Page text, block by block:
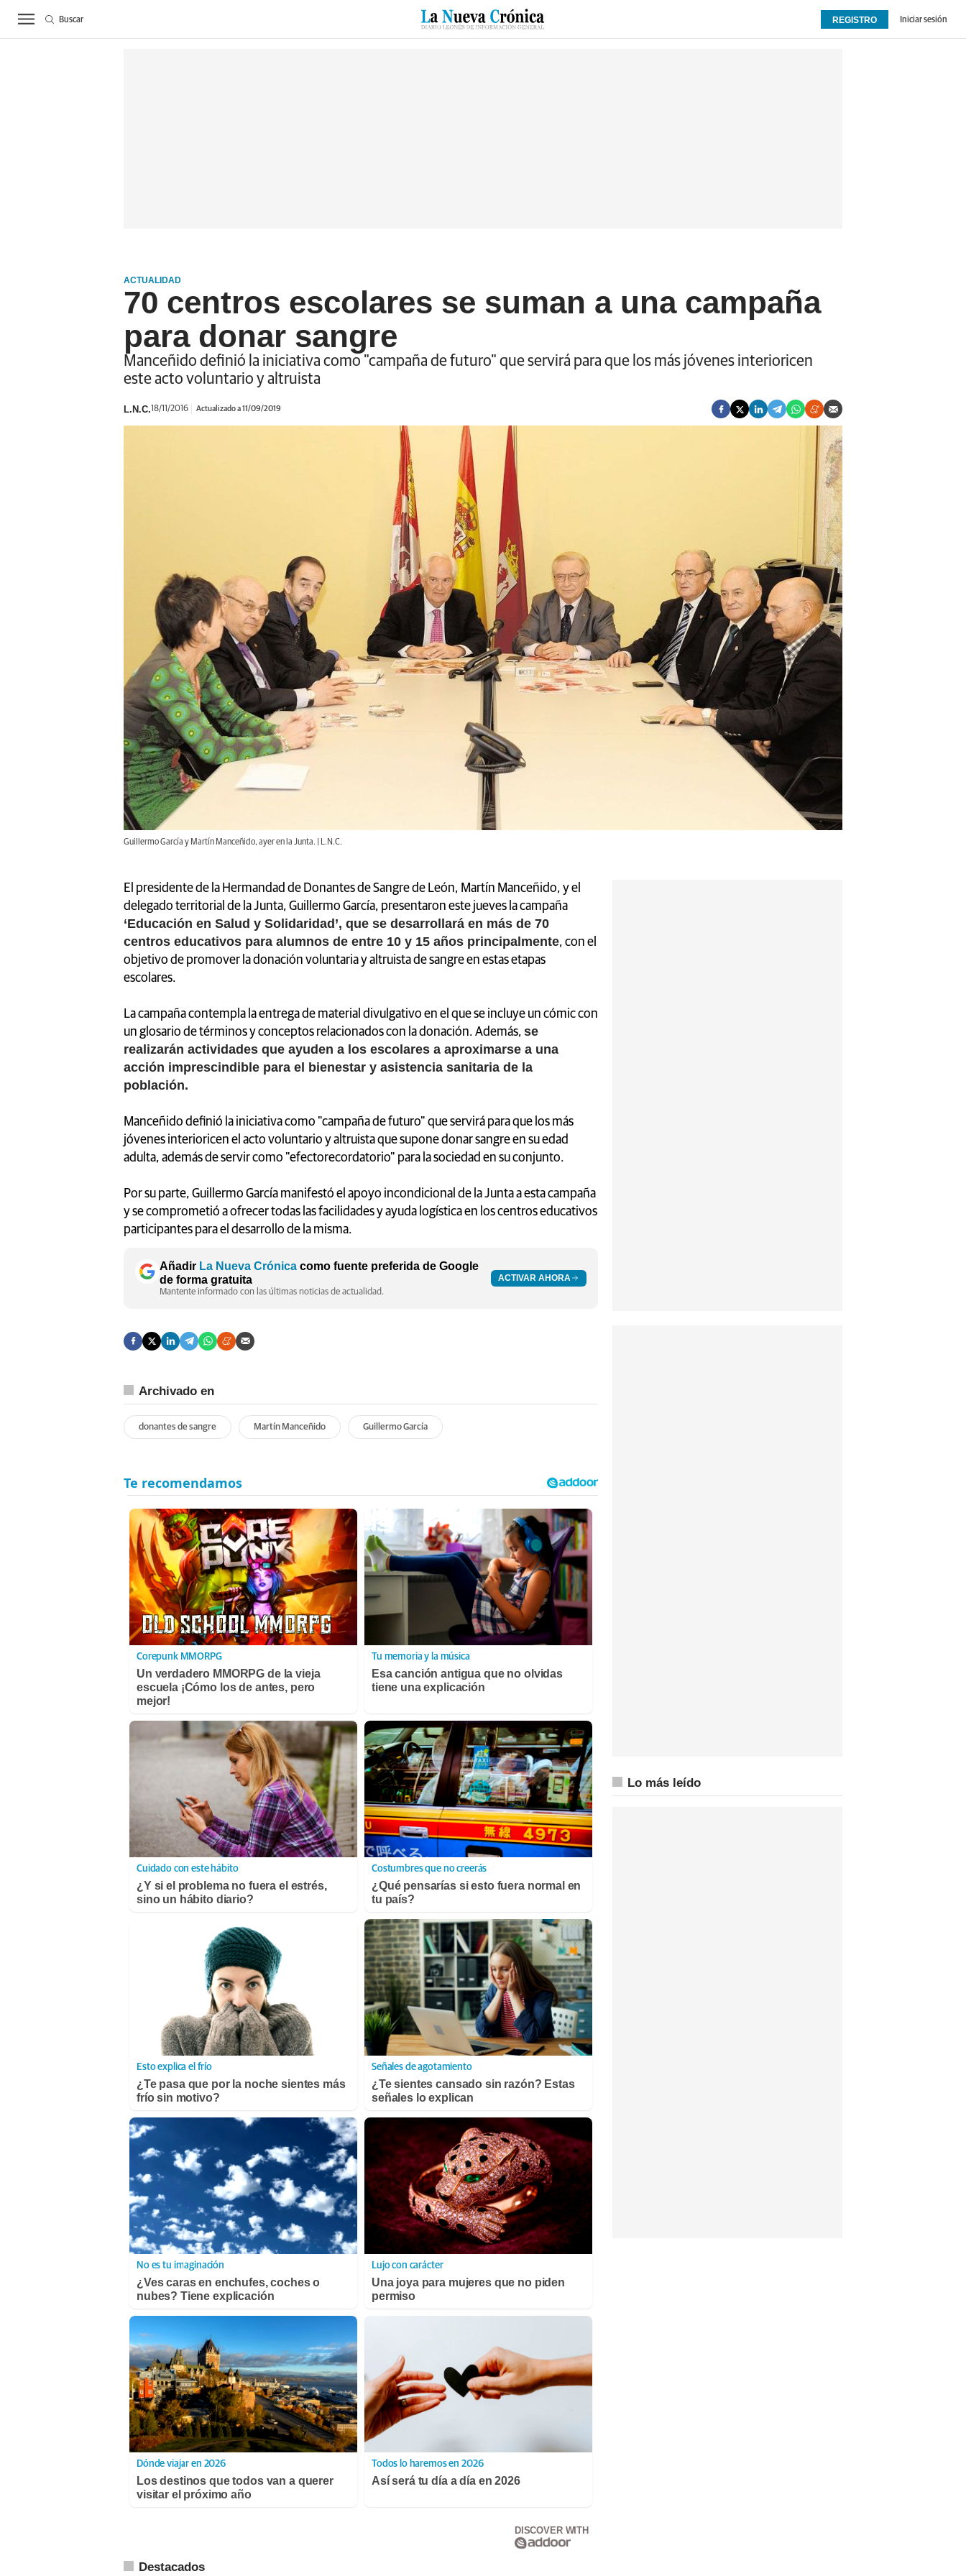
ACTUALIDAD BIERZO SUCESOS CULTURAS ESPECIALES DEPORTES OPINIÓN EXTRAS
REGISTRO Iniciar sesión
Buscar
ACTUALIDAD
70 centros escolares se suman a una campaña
para donar sangre
Manceñido definió la iniciativa como "campaña de futuro" que servirá para que los más jóvenes interioricen
este acto voluntario y altruista
L.N.C.18/11/2016 Actualizado a 11/09/2019
Guillermo García y Martín Manceñido, ayer en la Junta. | L.N.C.
El presidente de la Hermandad de Donantes de Sangre de León, Martín Manceñido, y el
delegado territorial de la Junta, Guillermo García, presentaron este jueves la campaña
‘Educación en Salud y Solidaridad’, que se desarrollará en más de 70
centros educativos para alumnos de entre 10 y 15 años principalmente, con el
objetivo de promover la donación voluntaria y altruista de sangre en estas etapas
escolares.
La campaña contempla la entrega de material divulgativo en el que se incluye un cómic con
un glosario de términos y conceptos relacionados con la donación. Además, se
realizarán actividades que ayuden a los escolares a aproximarse a una
acción imprescindible para el bienestar y asistencia sanitaria de la
población.
Manceñido definió la iniciativa como "campaña de futuro" que servirá para que los más
jóvenes interioricen el acto voluntario y altruista que supone donar sangre en su edad
adulta, además de servir como "efectorecordatorio" para la sociedad en su conjunto.
Por su parte, Guillermo García manifestó el apoyo incondicional de la Junta a esta campaña
y se comprometió a ofrecer todas las facilidades y ayuda logística en los centros educativos
participantes para el desarrollo de la misma.
Añadir La Nueva Crónica como fuente preferida de Google
de forma gratuita
Mantente informado con las últimas noticias de actualidad.
ACTIVAR AHORA
Archivado en
donantes de sangre Martín Manceñido Guillermo García
Corepunk MMORPG
Un verdadero MMORPG de la vieja
escuela ¡Cómo los de antes, pero
mejor!
Tu memoria y la música
Esa canción antigua que no olvidas
tiene una explicación
Cuidado con este hábito
¿Y si el problema no fuera el estrés,
sino un hábito diario?
Costumbres que no creerás
¿Qué pensarías si esto fuera normal en
tu país?
Esto explica el frío
¿Te pasa que por la noche sientes más
frío sin motivo?
Señales de agotamiento
¿Te sientes cansado sin razón? Estas
señales lo explican
No es tu imaginación
¿Ves caras en enchufes, coches o
nubes? Tiene explicación
Lujo con carácter
Una joya para mujeres que no piden
permiso
Dónde viajar en 2026
Los destinos que todos van a querer
visitar el próximo año
Todos lo haremos en 2026
Así será tu día a día en 2026
DISCOVER WITH
Destacados
Lo más leído